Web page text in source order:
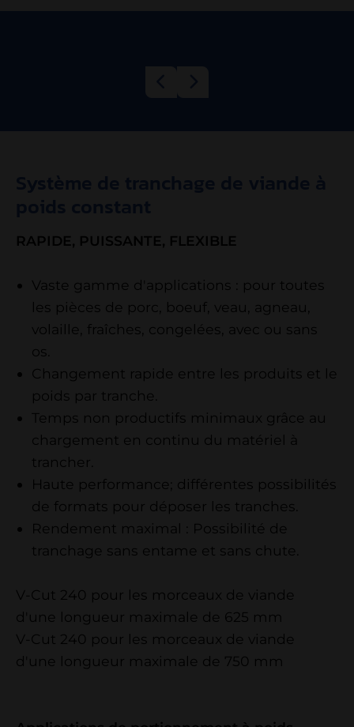
RAPIDE, PUISSANTE, FLEXIBLE
Vaste gamme d'applications : pour toutes
les pièces de porc, boeuf, veau, agneau,
volaille, fraîches, congelées, avec ou sans
os.
Changement rapide entre les produits et le
poids par tranche.
Temps non productifs minimaux grâce au
chargement en continu du matériel à
trancher.
Haute performance; différentes possibilités
de formats pour déposer les tranches.
Rendement maximal : Possibilité de
tranchage sans entame et sans chute.
V-Cut 240 pour les morceaux de viande
d'une longueur maximale de 625 mm
V-Cut 240 pour les morceaux de viande
d'une longueur maximale de 750 mm